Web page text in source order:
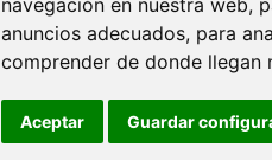
navegación en nuestra web,
anuncios adecuados, para
comprender de donde llegan
Aceptar Guardar